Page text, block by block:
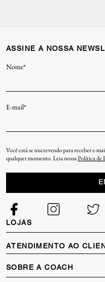
LOJAS
Localizador de Lojas
Termos de Privacidade
ATENDIMENTO AO
Minha Conta
Status do Pedido
SOBRE A COACH
ASSINE A NOSSA
Nome*
E-mail*
Você está se inscrevendo para receber e-
qualquer momento. Leia nossaPolítica de